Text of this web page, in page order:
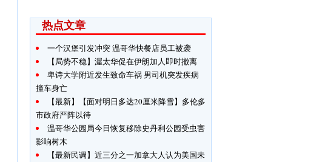
热点文章
一个汉堡引发冲突 温哥华快餐店员工被袭
【局势不稳】渥太华促在伊朗加人即时撤离
卑诗大学附近发生致命车祸 男司机突发疾病
撞车身亡
【最新】【面对明日多达20厘米降雪】多伦多
市政府严阵以待
温哥华公园局今日恢复移除史丹利公园受虫害
影响树木
【最新民调】近三分之一加拿大人认为美国未